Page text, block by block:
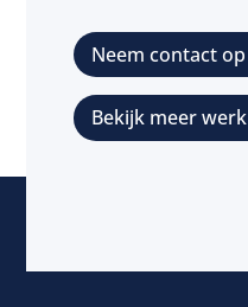
Neem contact op
Bekijk meer werk